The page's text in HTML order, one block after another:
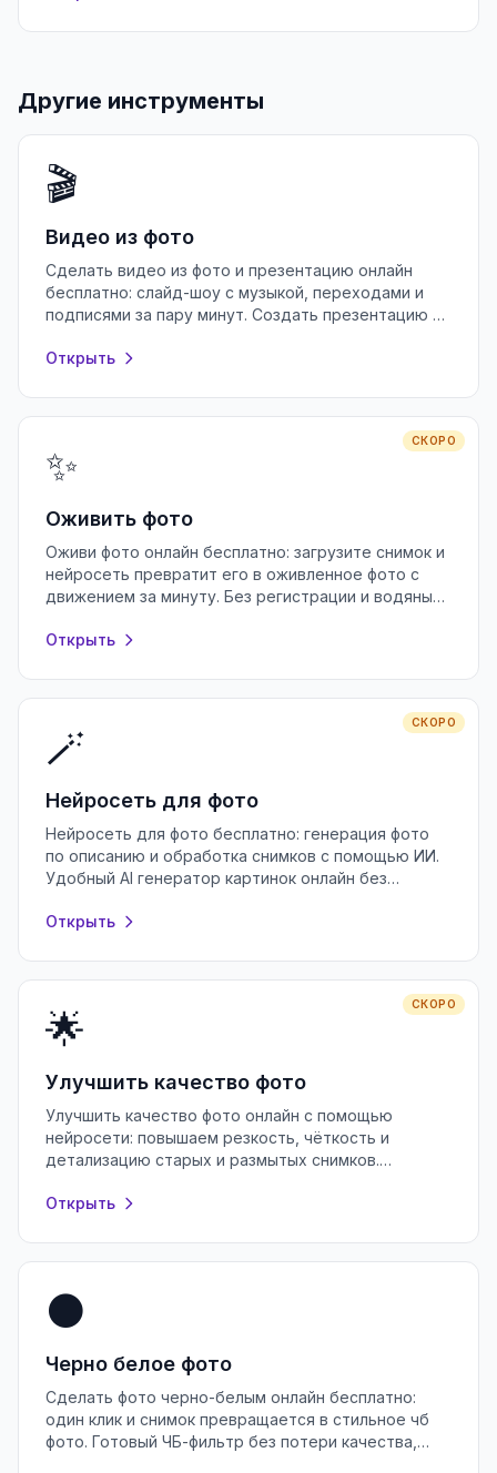
Другие инструменты
🎬
Видео из фото
Сделать видео из фото и презентацию онлайн
бесплатно: слайд-шоу с музыкой, переходами и
подписями за пару минут. Создать презентацию в
Открыть
СКОРО
✨
Оживить фото
Оживи фото онлайн бесплатно: загрузите снимок и
нейросеть превратит его в оживленное фото с
движением за минуту. Без регистрации и водяных
Открыть
СКОРО
🪄
Нейросеть для фото
Нейросеть для фото бесплатно: генерация фото
по описанию и обработка снимков с помощью ИИ.
Удобный AI генератор картинок онлайн без
Открыть
СКОРО
🌟
Улучшить качество фото
Улучшить качество фото онлайн с помощью
нейросети: повышаем резкость, чёткость и
детализацию старых и размытых снимков.
Открыть
⚫
Черно белое фото
Сделать фото черно-белым онлайн бесплатно:
один клик и снимок превращается в стильное чб
фото. Готовый ЧБ-фильтр без потери качества,